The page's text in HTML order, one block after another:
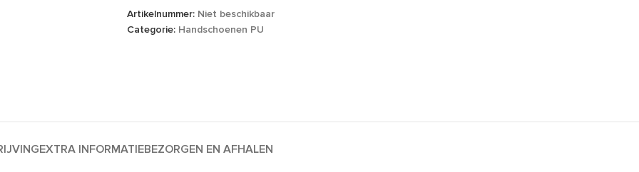
Artikelnummer: Niet beschikbaar
Categorie: Handschoenen PU
EXTRA INFORMATIEBEZORGEN EN AFHALEN